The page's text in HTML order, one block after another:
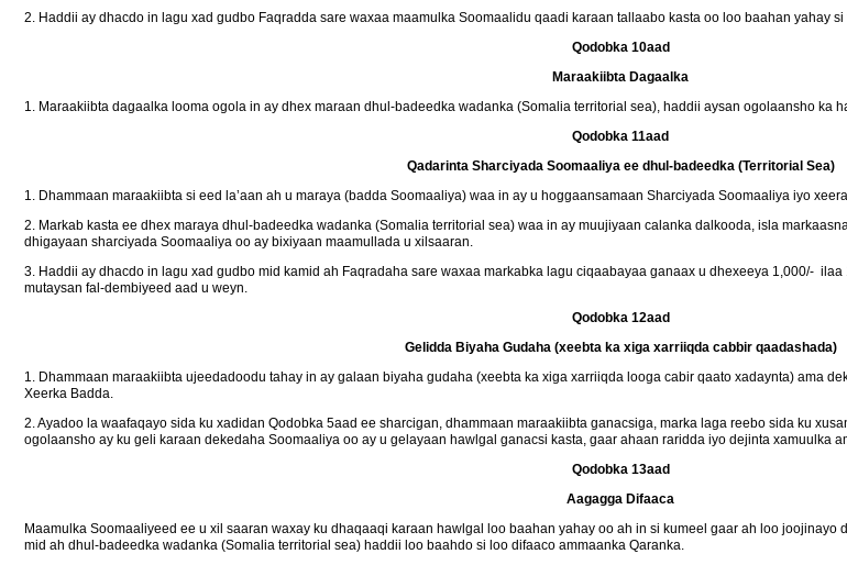
2. Haddii ay dhacdo in lagu xad gudbo Faqradda sare waxaa maamulka Soomaalidu qaadi karaan tallaabo kasta oo loo baahan yahay
Qodobka 10aad
Maraakiibta Dagaalka
1. Maraakiibta dagaalka looma ogola in ay dhex maraan dhul-badeedka wadanka (Somalia territorial sea), haddii aysan ogolaansho ka
Qodobka 11aad
Qadarinta Sharciyada Soomaaliya ee dhul-badeedka (Territorial Sea)
1. Dhammaan maraakiibta si eed la’aan ah u maraya (badda Soomaaliya) waa in ay u hoggaansamaan Sharciyada Soomaaliya iyo
2. Markab kasta ee dhex maraya dhul-badeedka wadanka (Somalia territorial sea) waa in ay muujiyaan calanka dalkooda, isla
dhigayaan sharciyada Soomaaliya oo ay bixiyaan maamullada u xilsaaran.
3. Haddii ay dhacdo in lagu xad gudbo mid kamid ah Faqradaha sare waxaa markabka lagu ciqaabayaa ganaax u dhexeeya 1,000/-
mutaysan fal-dembiyeed aad u weyn.
Qodobka 12aad
Gelidda Biyaha Gudaha (xeebta ka xiga xarriiqda cabbir qaadashada)
1. Dhammaan maraakiibta ujeedadoodu tahay in ay galaan biyaha gudaha (xeebta ka xiga xarriiqda looga cabir qaato xadaynta) ama
Xeerka Badda.
2. Ayadoo la waafaqayo sida ku xadidan Qodobka 5aad ee sharcigan, dhammaan maraakiibta ganacsiga, marka laga reebo sida ku
ogolaansho ay ku geli karaan dekedaha Soomaaliya oo ay u gelayaan hawlgal ganacsi kasta, gaar ahaan raridda iyo dejinta xamuulka
Qodobka 13aad
Aagagga Difaaca
Maamulka Soomaaliyeed ee u xil saaran waxay ku dhaqaaqi karaan hawlgal loo baahan yahay oo ah in si kumeel gaar ah loo joojinayo
mid ah dhul-badeedka wadanka (Somalia territorial sea) haddii loo baahdo si loo difaaco ammaanka Qaranka.